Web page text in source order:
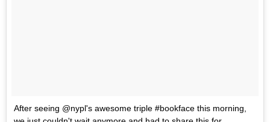
After seeing @nypl's awesome triple #bookface this morning,